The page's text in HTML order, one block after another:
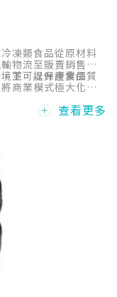
凍類食品從原材料
物流至販賣銷售物
下，以保證食品質
並可提升產業價
商業模式極大化，
查看更多